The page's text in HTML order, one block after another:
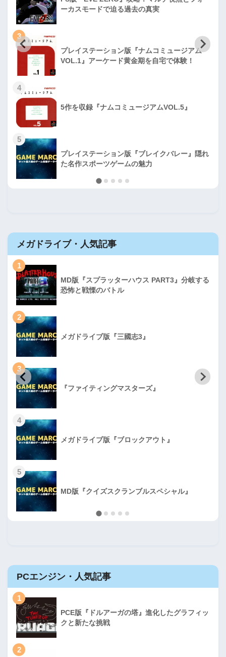
ーカスモードで迫る過去の真実
3
プレイステーション版『ナムコミュージアム
VOL.1』アーケード黄金期を自宅で体験！
4
5作を収録『ナムコミュージアムVOL.5』
5
プレイステーション版『ブレイクバレー』隠れ
た名作スポーツゲームの魅力
メガドライブ・人気記事
1
MD版『スプラッターハウス PART3』分岐する
恐怖と戦慄のバトル
2
メガドライブ版『三國志3』
3
『ファイティングマスターズ』
4
メガドライブ版『ブロックアウト』
5
MD版『クイズスクランブルスペシャル』
PCエンジン・人気記事
1
PCE版『ドルアーガの塔』進化したグラフィッ
クと新たな挑戦
2